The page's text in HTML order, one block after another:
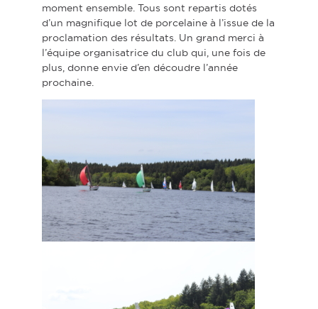
moment ensemble. Tous sont repartis dotés
d’un magnifique lot de porcelaine à l’issue de la
proclamation des résultats. Un grand merci à
l’équipe organisatrice du club qui, une fois de
plus, donne envie d’en découdre l’année
prochaine.